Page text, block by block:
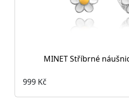
MINET Stříbrné
999 Kč